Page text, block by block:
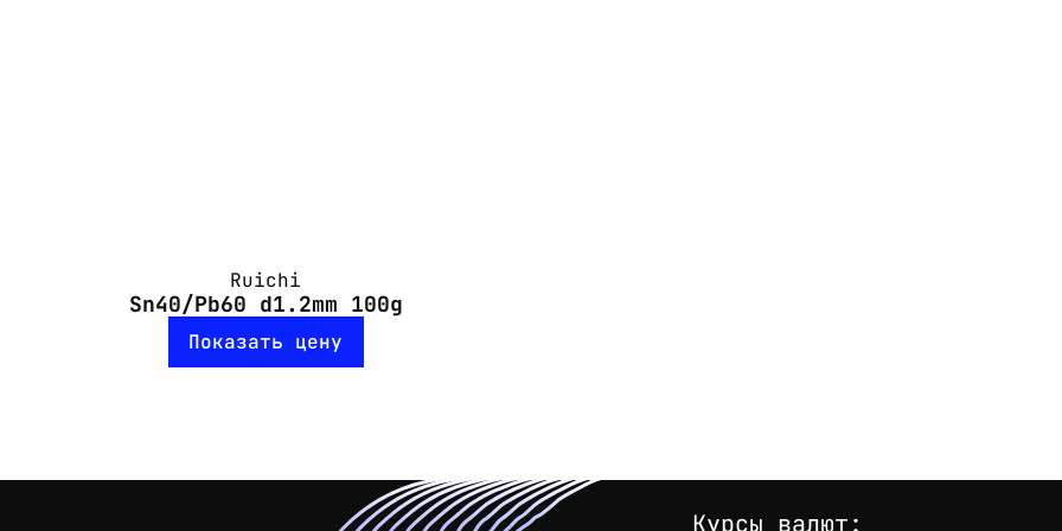
Ruichi
Sn40/Pb60 d1.2mm 100g
Показать цену
Курсы валют: